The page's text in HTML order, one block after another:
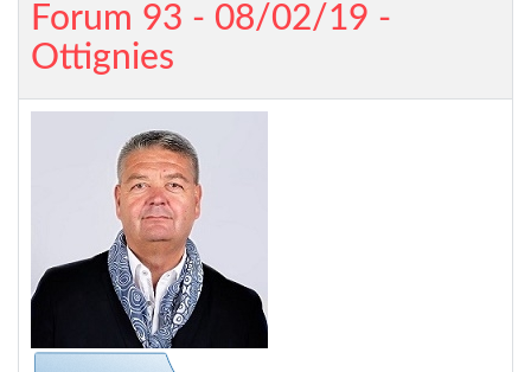
Forum 93 - 08/02/19 -
Ottignies